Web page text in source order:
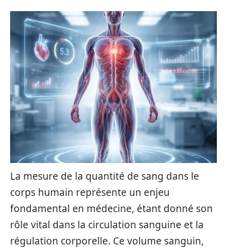
La mesure de la quantité de sang dans le
corps humain représente un enjeu
fondamental en médecine, étant donné son
rôle vital dans la circulation sanguine et la
régulation corporelle. Ce volume sanguin,